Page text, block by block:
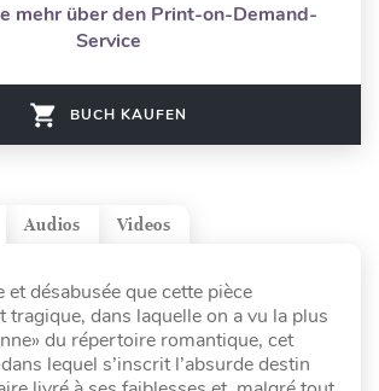
mehr über den Print-on-Demand-
Service
BUCH KAUFEN
Videos
Audios
et désabusée que cette pièce
tragique, dans laquelle on a vu la plus
du répertoire romantique, cet
lequel s’inscrit l’absurde destin